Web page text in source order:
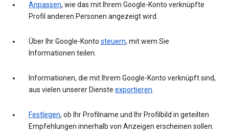
Anpassen, wie das mit Ihrem Google-Konto verknüpfte
Profil anderen Personen angezeigt wird.
Über Ihr Google-Konto steuern, mit wem Sie
Informationen teilen.
Informationen, die mit Ihrem Google-Konto verknüpft sind,
aus vielen unserer Dienste exportieren.
Festlegen, ob Ihr Profilname und Ihr Profilbild in geteilten
Empfehlungen innerhalb von Anzeigen erscheinen sollen.